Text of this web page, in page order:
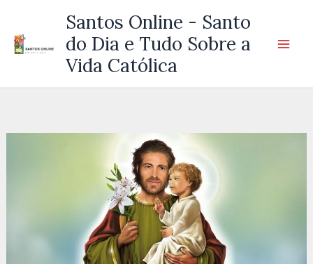
Santos Online - Santo
do Dia e Tudo Sobre a
Vida Católica